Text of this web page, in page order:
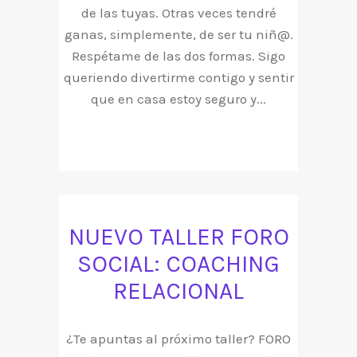
de las tuyas. Otras veces tendré
ganas, simplemente, de ser tu niñ@.
Respétame de las dos formas. Sigo
queriendo divertirme contigo y sentir
que en casa estoy seguro y...
NUEVO TALLER FORO
SOCIAL: COACHING
RELACIONAL
¿Te apuntas al próximo taller? FORO